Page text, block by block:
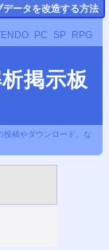
PC SP RPG
掲示板
稿やダウンロード、な
データを改造する方法